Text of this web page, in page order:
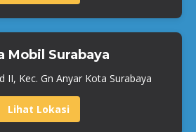
Mobil Surabaya
II, Kec. Gn Anyar Kota Surabaya
Lihat Lokasi